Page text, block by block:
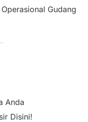
Gudang
Anda
Disini!